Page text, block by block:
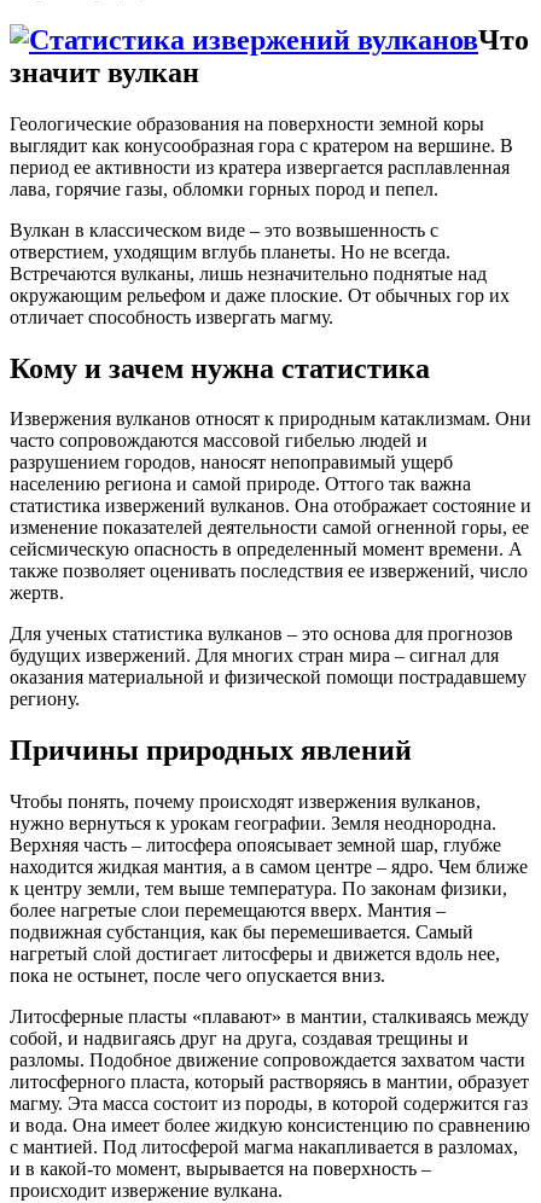
Что
значит вулкан
Геологические образования на поверхности земной коры
выглядит как конусообразная гора с кратером на вершине. В
период ее активности из кратера извергается расплавленная
лава, горячие газы, обломки горных пород и пепел.
Вулкан в классическом виде – это возвышенность с
отверстием, уходящим вглубь планеты. Но не всегда.
Встречаются вулканы, лишь незначительно поднятые над
окружающим рельефом и даже плоские. От обычных гор их
отличает способность извергать магму.
Кому и зачем нужна статистика
Извержения вулканов относят к природным катаклизмам. Они
часто сопровождаются массовой гибелью людей и
разрушением городов, наносят непоправимый ущерб
населению региона и самой природе. Оттого так важна
статистика извержений вулканов. Она отображает состояние и
изменение показателей деятельности самой огненной горы, ее
сейсмическую опасность в определенный момент времени. А
также позволяет оценивать последствия ее извержений, число
жертв.
Для ученых статистика вулканов – это основа для прогнозов
будущих извержений. Для многих стран мира – сигнал для
оказания материальной и физической помощи пострадавшему
региону.
Причины природных явлений
Чтобы понять, почему происходят извержения вулканов,
нужно вернуться к урокам географии. Земля неоднородна.
Верхняя часть – литосфера опоясывает земной шар, глубже
находится жидкая мантия, а в самом центре – ядро. Чем ближе
к центру земли, тем выше температура. По законам физики,
более нагретые слои перемещаются вверх. Мантия –
подвижная субстанция, как бы перемешивается. Самый
нагретый слой достигает литосферы и движется вдоль нее,
пока не остынет, после чего опускается вниз.
Литосферные пласты «плавают» в мантии, сталкиваясь между
собой, и надвигаясь друг на друга, создавая трещины и
разломы. Подобное движение сопровождается захватом части
литосферного пласта, который растворяясь в мантии, образует
магму. Эта масса состоит из породы, в которой содержится газ
и вода. Она имеет более жидкую консистенцию по сравнению
с мантией. Под литосферой магма накапливается в разломах,
и в какой-то момент, вырывается на поверхность –
происходит извержение вулкана.